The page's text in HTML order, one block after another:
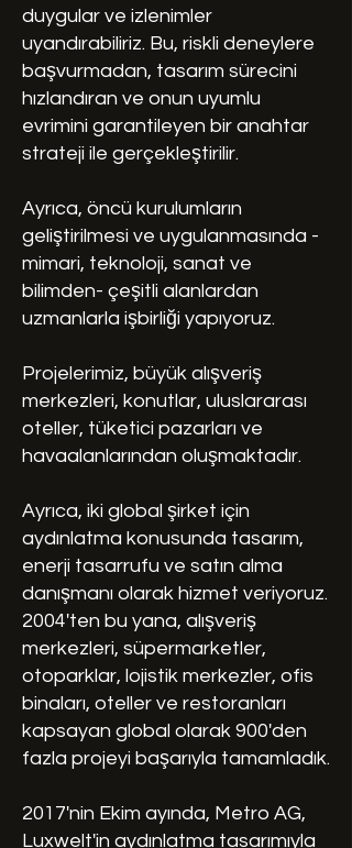
duygular ve izlenimler
uyandırabiliriz. Bu, riskli deneylere
başvurmadan, tasarım sürecini
hızlandıran ve onun uyumlu
evrimini garantileyen bir anahtar
strateji ile gerçekleştirilir.
Ayrıca, öncü kurulumların
geliştirilmesi ve uygulanmasında -
mimari, teknoloji, sanat ve
bilimden- çeşitli alanlardan
uzmanlarla işbirliği yapıyoruz.
Projelerimiz, büyük alışveriş
merkezleri, konutlar, uluslararası
oteller, tüketici pazarları ve
havaalanlarından oluşmaktadır.
Ayrıca, iki global şirket için
aydınlatma konusunda tasarım,
enerji tasarrufu ve satın alma
danışmanı olarak hizmet veriyoruz.
2004'ten bu yana, alışveriş
merkezleri, süpermarketler,
otoparklar, lojistik merkezler, ofis
binaları, oteller ve restoranları
kapsayan global olarak 900'den
fazla projeyi başarıyla tamamladık.
2017'nin Ekim ayında, Metro AG,
Luxwelt'in aydınlatma tasarımıyla